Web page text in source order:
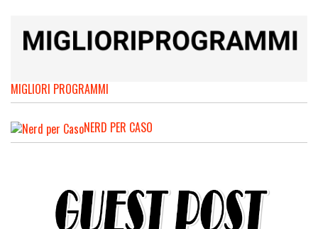
MIGLIORI PROGRAMMI
NERD PER CASO